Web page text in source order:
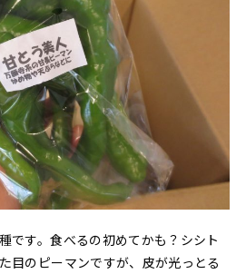
です。食べるの初めてかも？シシト
目のピーマンですが、皮が光っとる